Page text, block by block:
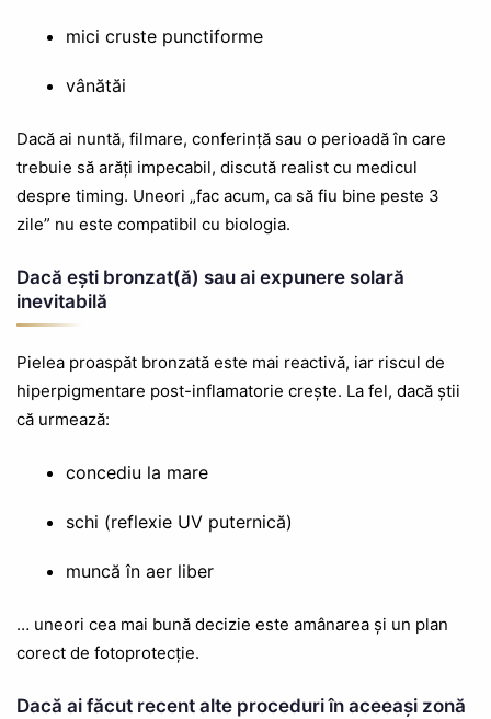
mici cruste punctiforme
vânătăi
Dacă ai nuntă, filmare, conferință sau o perioadă în care
trebuie să arăți impecabil, discută realist cu medicul
despre timing. Uneori „fac acum, ca să fiu bine peste 3
zile” nu este compatibil cu biologia.
Dacă ești bronzat(ă) sau ai expunere solară
inevitabilă
Pielea proaspăt bronzată este mai reactivă, iar riscul de
hiperpigmentare post-inflamatorie crește. La fel, dacă știi
că urmează:
concediu la mare
schi (reflexie UV puternică)
muncă în aer liber
… uneori cea mai bună decizie este amânarea și un plan
corect de fotoprotecție.
Dacă ai făcut recent alte proceduri în aceeași zonă